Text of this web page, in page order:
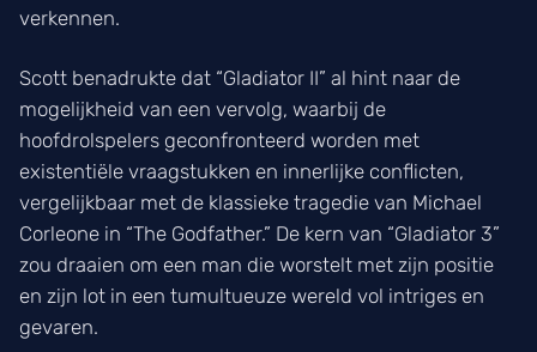
verkennen.
Scott benadrukte dat “Gladiator II” al hint naar de
mogelijkheid van een vervolg, waarbij de
hoofdrolspelers geconfronteerd worden met
existentiële vraagstukken en innerlijke conflicten,
vergelijkbaar met de klassieke tragedie van Michael
Corleone in “The Godfather.” De kern van “Gladiator 3”
zou draaien om een man die worstelt met zijn positie
en zijn lot in een tumultueuze wereld vol intriges en
gevaren.